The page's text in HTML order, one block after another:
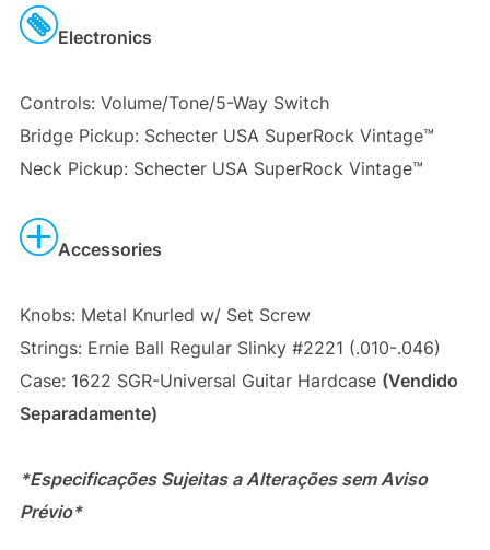
Electronics
Controls: Volume/Tone/5-Way Switch
Bridge Pickup: Schecter USA SuperRock Vintage™
Neck Pickup: Schecter USA SuperRock Vintage™
Accessories
Knobs: Metal Knurled w/ Set Screw
Strings: Ernie Ball Regular Slinky #2221 (.010-.046)
Case: 1622 SGR-Universal Guitar Hardcase (Vendido
Separadamente)
*Especificações Sujeitas a Alterações sem Aviso
Prévio*